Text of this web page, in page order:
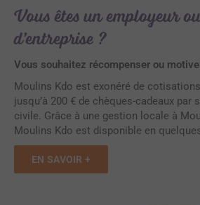
Vous êtes un employeur
d’entreprise ?
Vous souhaitez récompenser ou
Moulins Kdo est exonéré de
jusqu’à 200 € de chèques-cadeaux par
civile. Grâce à une gestion locale à
Moulins Kdo est disponible en
EN SAVOIR +